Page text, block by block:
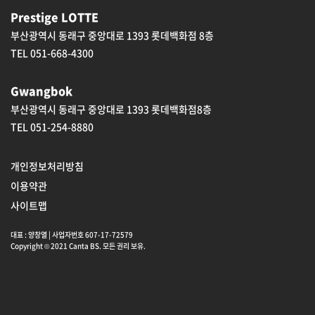
Prestige LOTTE
부산광역시 동래구 중앙대로 1393 롯데백화점 8층
TEL 051-668-4300
Gwangbok
부산광역시 동래구 중앙대로 1393 롯데백화점8층
TEL 051-254-8880
개인정보처리방침
이용약관
사이트맵
대표 : 양창열 | 사업자번호 607-17-72579
Copyright © 2021 Canta BS. 모든 권리 보유.